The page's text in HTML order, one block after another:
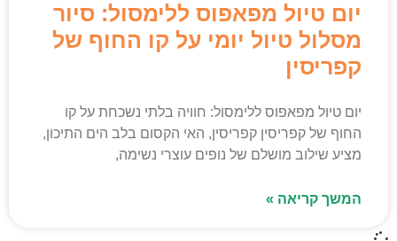
יום טיול מפאפוס ללימסול: סיור
מסלול טיול יומי על קו החוף של
קפריסין
יום טיול מפאפוס ללימסול: חוויה בלתי נשכחת על קו
החוף של קפריסין קפריסין, האי הקסום בלב הים התיכון,
מציע שילוב מושלם של נופים עוצרי נשימה,
המשך קריאה »